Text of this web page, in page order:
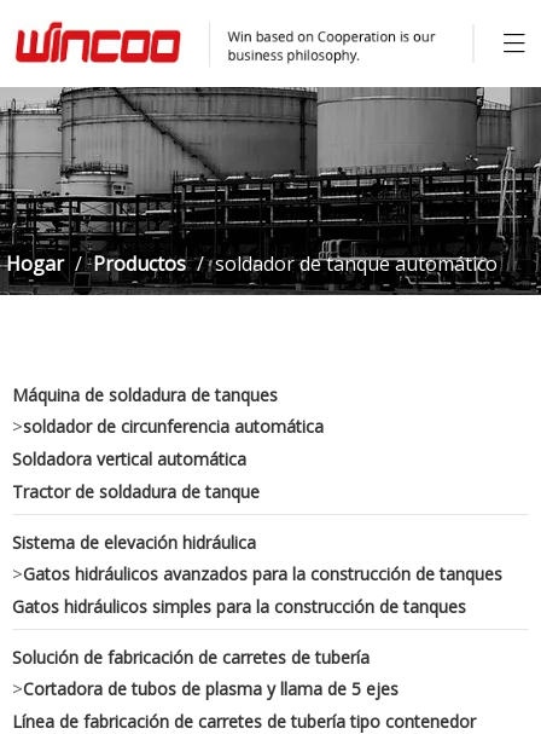
Hogar / Productos / soldador de tanque automático
industrial
Máquina de soldadura de tanques
>soldador de circunferencia automática
Soldadora vertical automática
Tractor de soldadura de tanque
Sistema de elevación hidráulica
>Gatos hidráulicos avanzados para la construcción de tanques
Gatos hidráulicos simples para la construcción de tanques
Solución de fabricación de carretes de tubería
>Cortadora de tubos de plasma y llama de 5 ejes
Línea de fabricación de carretes de tubería tipo contenedor